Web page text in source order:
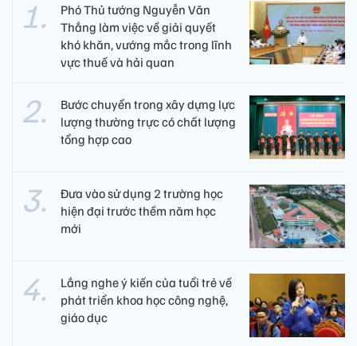
Phó Thủ tướng Nguyễn Văn
Thắng làm việc về giải quyết
khó khăn, vướng mắc trong lĩnh
vực thuế và hải quan
Bước chuyển trong xây dựng lực
lượng thường trực có chất lượng
tổng hợp cao
Đưa vào sử dụng 2 trường học
hiện đại trước thềm năm học
mới
Lắng nghe ý kiến của tuổi trẻ về
phát triển khoa học công nghệ,
giáo dục